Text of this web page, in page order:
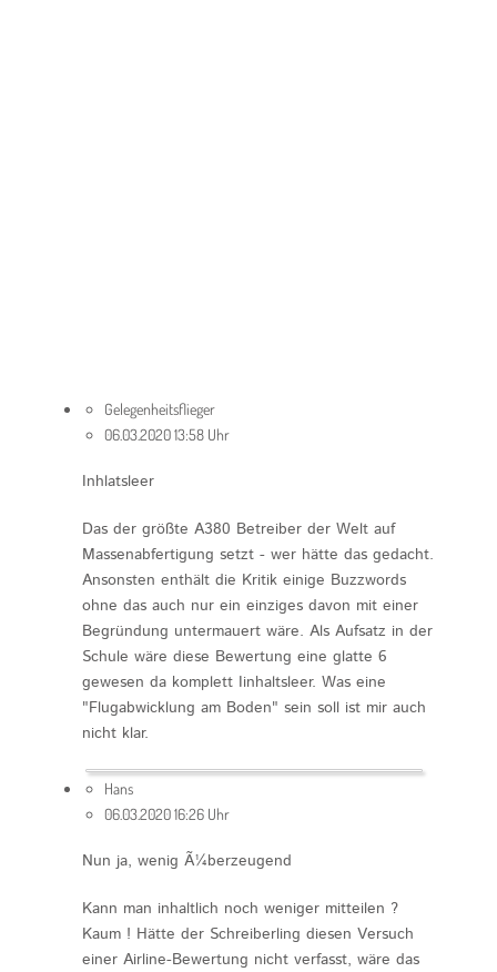
Gelegenheitsflieger
06.03.2020 13:58 Uhr
Inhlatsleer
Das der größte A380 Betreiber der Welt auf
Massenabfertigung setzt - wer hätte das gedacht.
Ansonsten enthält die Kritik einige Buzzwords
ohne das auch nur ein einziges davon mit einer
Begründung untermauert wäre. Als Aufsatz in der
Schule wäre diese Bewertung eine glatte 6
gewesen da komplett Iinhaltsleer. Was eine
"Flugabwicklung am Boden" sein soll ist mir auch
nicht klar.
Hans
06.03.2020 16:26 Uhr
Nun ja, wenig Ã¼berzeugend
Kann man inhaltlich noch weniger mitteilen ?
Kaum ! Hätte der Schreiberling diesen Versuch
einer Airline-Bewertung nicht verfasst, wäre das